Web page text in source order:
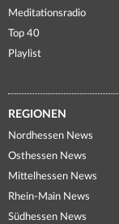
Meditationsradio
Top 40
Playlist
REGIONEN
Nordhessen News
Osthessen News
Mittelhessen News
Rhein-Main News
Südhessen News